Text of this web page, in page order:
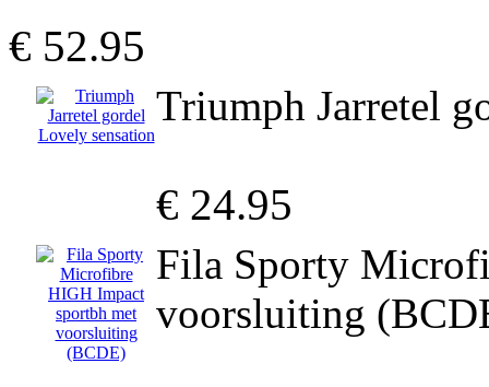
€ 52.95
Triumph Jarretel
€ 24.95
Fila Sporty
voorsluiting